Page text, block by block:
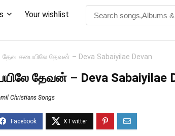
Your wishlist
தேவ சபையிலே தேவன் – Deva Sabaiyilae Devan
தேவன் – Deva Sabaiyilae
Christians Songs